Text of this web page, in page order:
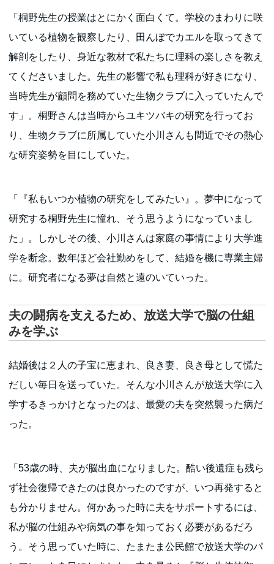
「桐野先生の授業はとにかく面白くて。学校のまわりに咲
いている植物を観察したり、田んぼでカエルを取ってきて
解剖をしたり、身近な教材で私たちに理科の楽しさを教え
てくださいました。先生の影響で私も理科が好きになり、
当時先生が顧問を務めていた生物クラブに入っていたんで
す」。桐野さんは当時からユキツバキの研究を行ってお
り、生物クラブに所属していた小川さんも間近でその熱心
な研究姿勢を目にしていた。
「『私もいつか植物の研究をしてみたい』。夢中になって
研究する桐野先生に憧れ、そう思うようになっていまし
た」。しかしその後、小川さんは家庭の事情により大学進
学を断念。数年ほど会社勤めをして、結婚を機に専業主婦
に。研究者になる夢は自然と遠のいていった。
夫の闘病を支えるため、放送大学で脳の仕組
みを学ぶ
結婚後は２人の子宝に恵まれ、良き妻、良き母として慌た
だしい毎日を送っていた。そんな小川さんが放送大学に入
学するきっかけとなったのは、最愛の夫を突然襲った病だ
った。
「53歳の時、夫が脳出血になりました。酷い後遺症も残ら
ず社会復帰できたのは良かったのですが、いつ再発すると
も分かりません。何かあった時に夫をサポートするには、
私が脳の仕組みや病気の事を知っておく必要があるだろ
う。そう思っていた時に、たまたま公民館で放送大学のパ